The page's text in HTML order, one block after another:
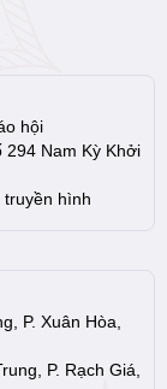
hội
294 Nam Kỳ Khởi
hình
P. Xuân Hòa,
P. Rạch Giá,